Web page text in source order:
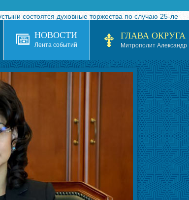
состоятся духовные торжества по случаю 25-ле
турнира по волейболу, посвященного 25-летию обр
в Казахстане»
епархией Русской Православной Церкви в 1927–19
документов на 2026-2027 учебный год
НОВОСТИ
Лента событий
ГЛАВА ОКРУГА
Митрополит Александр